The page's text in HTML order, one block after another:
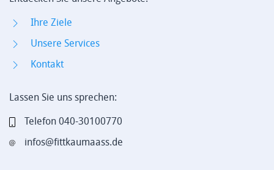
Ihre Ziele
Unsere Services
Kontakt
Lassen Sie uns sprechen:
Telefon 040-30100770
infos@fittkaumaass.de